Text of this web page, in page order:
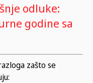
odluke:
godine sa
zašto se